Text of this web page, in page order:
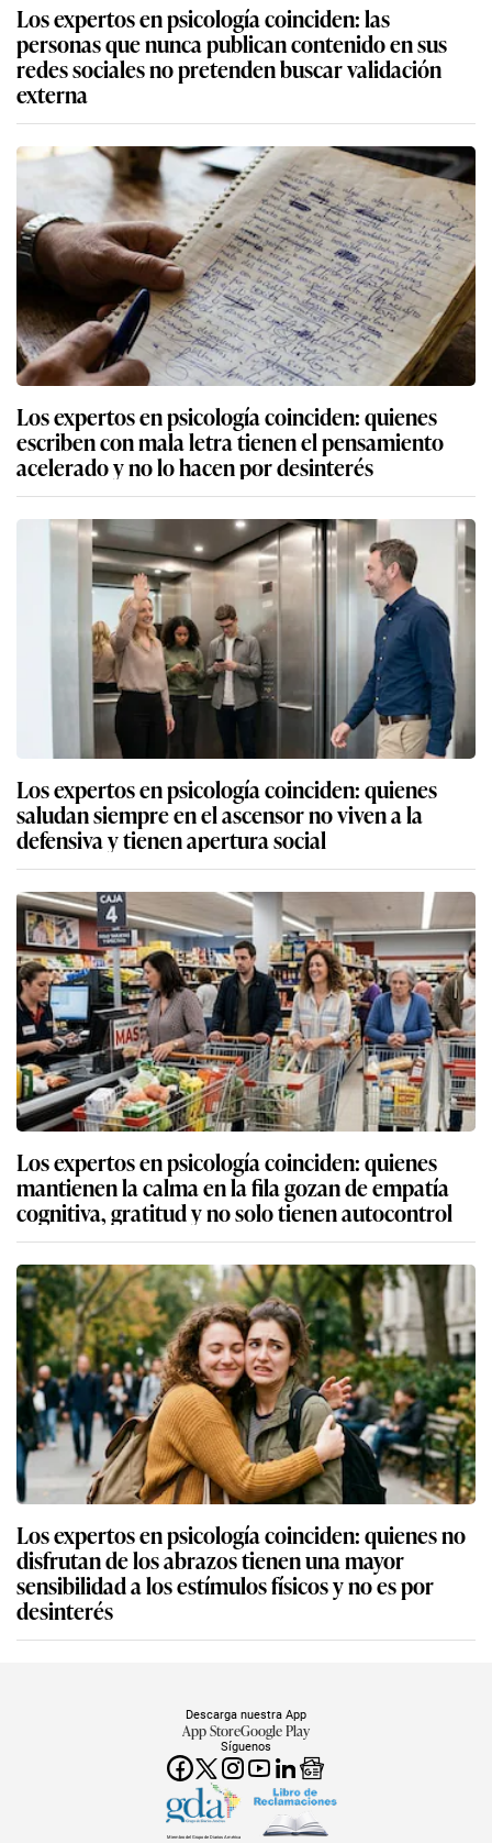
Los expertos en psicología coinciden: las
personas que nunca publican contenido en sus
redes sociales no pretenden buscar validación
externa
Los expertos en psicología coinciden: quienes
escriben con mala letra tienen el pensamiento
acelerado y no lo hacen por desinterés
Los expertos en psicología coinciden: quienes
saludan siempre en el ascensor no viven a la
defensiva y tienen apertura social
Los expertos en psicología coinciden: quienes
mantienen la calma en la fila gozan de empatía
cognitiva, gratitud y no solo tienen autocontrol
Los expertos en psicología coinciden: quienes no
disfrutan de los abrazos tienen una mayor
sensibilidad a los estímulos físicos y no es por
desinterés
Síguenos
Descarga nuestra App
App StoreGoogle Play
Miembro del Grupo de Diarios América